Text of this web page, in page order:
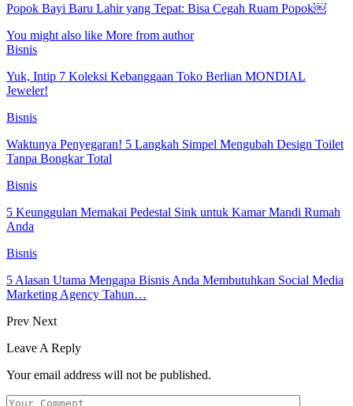
Popok Bayi Baru Lahir yang Tepat: Bisa Cegah Ruam Popok￼
You might also like More from author
Bisnis
Yuk, Intip 7 Koleksi Kebanggaan Toko Berlian MONDIAL
Jeweler!
Bisnis
Waktunya Penyegaran! 5 Langkah Simpel Mengubah Design Toilet
Tanpa Bongkar Total
Bisnis
5 Keunggulan Memakai Pedestal Sink untuk Kamar Mandi Rumah
Anda
Bisnis
5 Alasan Utama Mengapa Bisnis Anda Membutuhkan Social Media
Marketing Agency Tahun…
Prev Next
Leave A Reply
Your email address will not be published.